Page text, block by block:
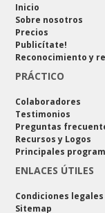
Inicio
Sobre nosotros
Precios
Publicítate!
Reconocimiento y
PRÁCTICO
Colaboradores
Testimonios
Preguntas
Recursos y Logos
Principales
ENLACES ÚTILES
Condiciones legales
Sitemap